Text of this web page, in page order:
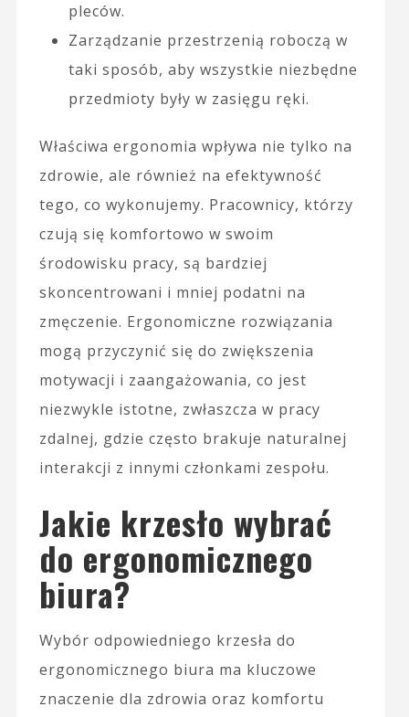
pleców.
Zarządzanie przestrzenią roboczą w
taki sposób, aby wszystkie niezbędne
przedmioty były w zasięgu ręki.
Właściwa ergonomia wpływa nie tylko na
zdrowie, ale również na efektywność
tego, co wykonujemy. Pracownicy, którzy
czują się komfortowo w swoim
środowisku pracy, są bardziej
skoncentrowani i mniej podatni na
zmęczenie. Ergonomiczne rozwiązania
mogą przyczynić się do zwiększenia
motywacji i zaangażowania, co jest
niezwykle istotne, zwłaszcza w pracy
zdalnej, gdzie często brakuje naturalnej
interakcji z innymi członkami zespołu.
Jakie krzesło wybrać
do ergonomicznego
biura?
Wybór odpowiedniego krzesła do
ergonomicznego biura ma kluczowe
znaczenie dla zdrowia oraz komfortu